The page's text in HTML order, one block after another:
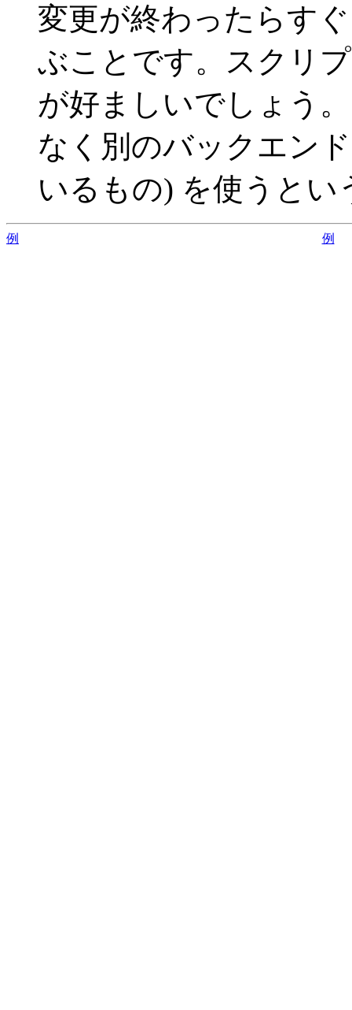
変更が終わったらす
ぶことです。スクリ
が好ましいでしょう
なく別のバックエン
いるもの) を使うとい
例 例